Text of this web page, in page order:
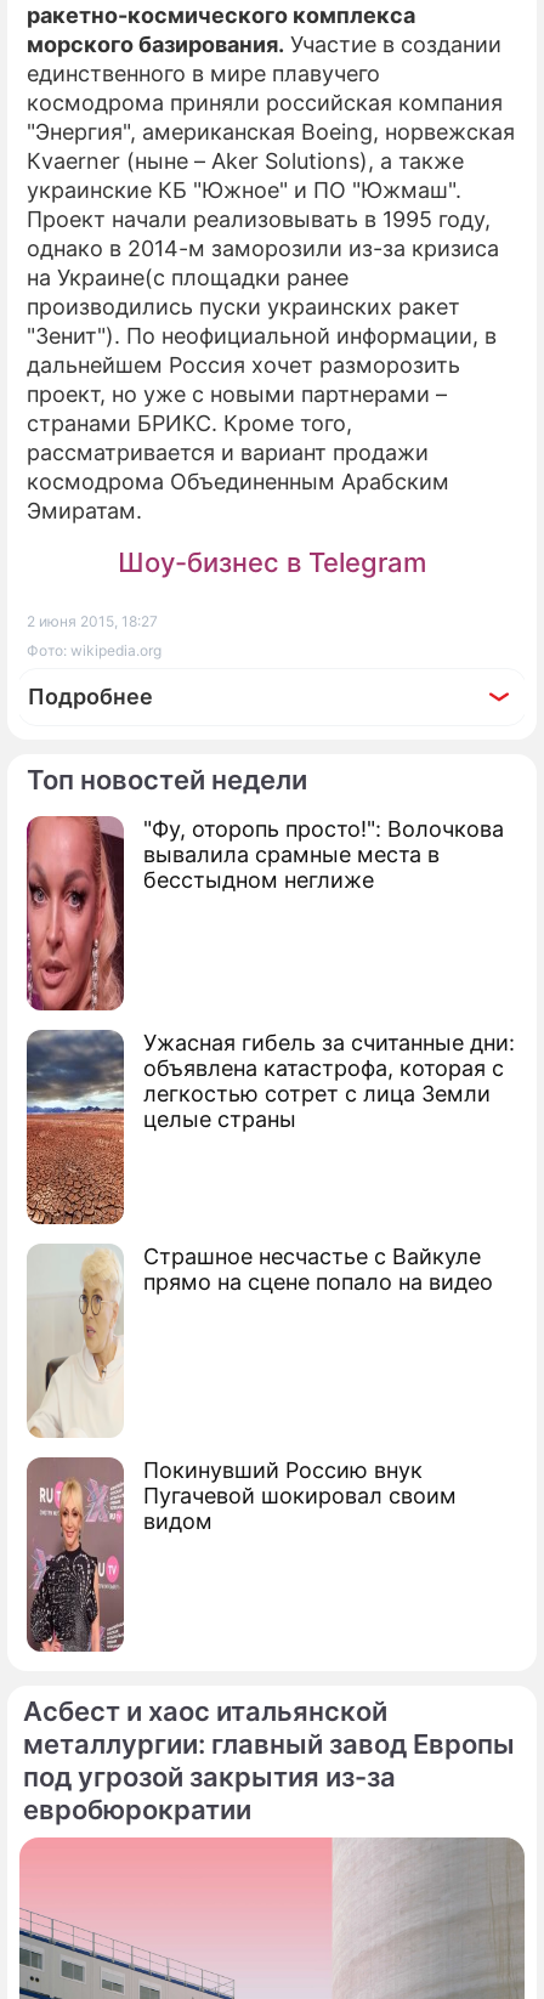
Топ новостей недели
"Фу, оторопь просто!": Волочкова
вывалила срамные места в
бесстыдном неглиже
Ужасная гибель за считанные дни:
объявлена катастрофа, которая с
легкостью сотрет с лица Земли
целые страны
Страшное несчастье с Вайкуле
прямо на сцене попало на видео
Покинувший Россию внук
Пугачевой шокировал своим
видом
ракетно-космического комплекса
морского базирования. Участие в создании
единственного в мире плавучего
космодрома приняли российская компания
"Энергия", американская Boeing, норвежская
Кvaerner (ныне – Aker Solutions), а также
украинские КБ "Южное" и ПО "Южмаш".
Проект начали реализовывать в 1995 году,
однако в 2014-м заморозили из-за кризиса
на Украине(с площадки ранее
производились пуски украинских ракет
"Зенит"). По неофициальной информации, в
дальнейшем Россия хочет разморозить
проект, но уже с новыми партнерами –
странами БРИКС. Кроме того,
рассматривается и вариант продажи
космодрома Объединенным Арабским
Эмиратам.
Шоу-бизнес в Telegram
2 июня 2015, 18:27
Фото: wikipedia.org
Подробнее
По теме
Россия может продать плавучий
космодром
Россия побила рекорд космических
запусков
Российская "Ангара" полетит на
водороде
Россия спасла США от позора в космосе
Асбест и хаос итальянской
металлургии: главный завод Европы
под угрозой закрытия из-за
евробюрократии